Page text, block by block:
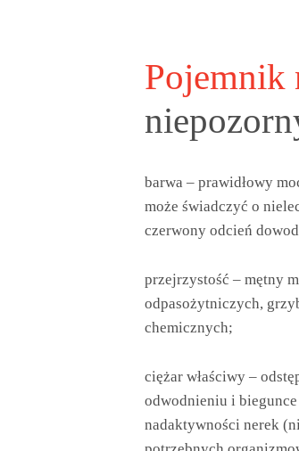
Pojemnik
barwa – prawidłowy
może świadczyć o
czerwony odcień
przejrzystość – mętny
odpasożytniczych,
chemicznych;
ciężar właściwy –
odwodnieniu i
nadaktywności nerek